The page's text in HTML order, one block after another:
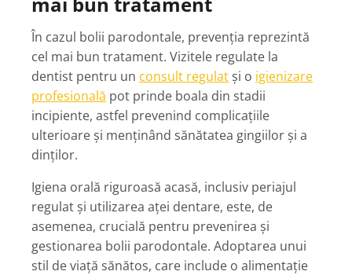
În cazul bolii parodontale, prevenția reprezintă
cel mai bun tratament. Vizitele regulate la
dentist pentru un consult regulat și o igienizare
profesională pot prinde boala din stadii
incipiente, astfel prevenind complicațiile
ulterioare și menținând sănătatea gingiilor și a
dinților.
Igiena orală riguroasă acasă, inclusiv periajul
regulat și utilizarea aței dentare, este, de
asemenea, crucială pentru prevenirea și
gestionarea bolii parodontale. Adoptarea unui
stil de viață sănătos, care include o alimentație